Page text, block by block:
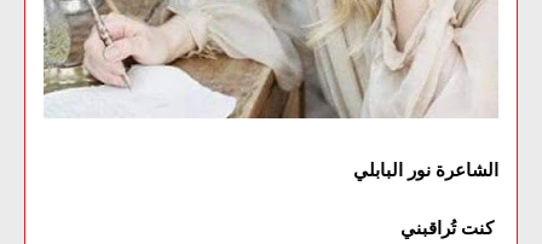
الشاعرة نور البابلي
كنت تُراقبني